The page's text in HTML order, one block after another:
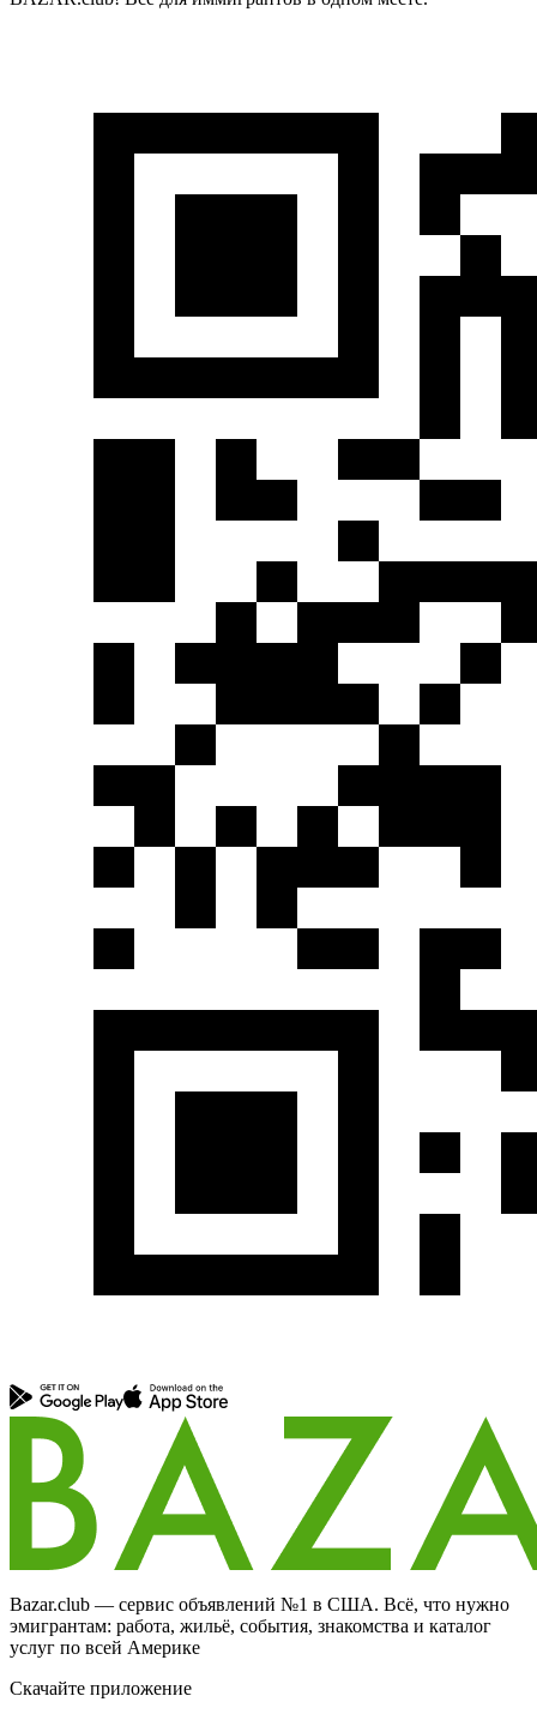
Bazar.club — сервис объявлений №1 в США. Всё, что нужно
эмигрантам: работа, жильё, события, знакомства и каталог
услуг по всей Америке
Скачайте приложение